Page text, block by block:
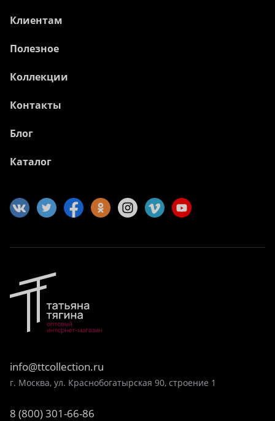
Клиентам
Полезное
Коллекции
Контакты
Блог
Каталог
info@ttcollection.ru
г. Москва, ул. Краснобогатырская 90, строение 1
8 (800) 301-66-86